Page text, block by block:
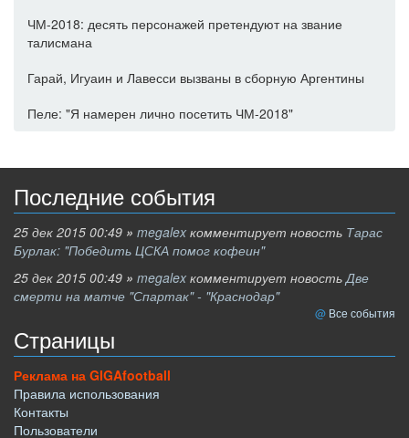
ЧМ-2018: десять персонажей претендуют на звание
талисмана
Гарай, Игуаин и Лавесси вызваны в сборную Аргентины
Пеле: "Я намерен лично посетить ЧМ-2018"
Последние события
25 дек 2015 00:49 » megalex комментирует новость Тарас
Бурлак: "Победить ЦСКА помог кофеин"
25 дек 2015 00:49 » megalex комментирует новостьДве
смерти на матче "Спартак" - "Краснодар"
Все события
Страницы
Реклама на GIGAfootball
Правила использования
Контакты
Пользователи